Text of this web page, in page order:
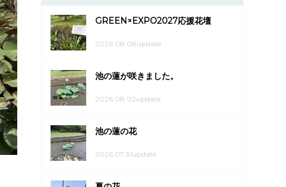
GREEN×EXPO2027応援花壇
2026.08.08update
池の蓮が咲きました。
2026.08.02update
池の蓮の花
2026.07.31update